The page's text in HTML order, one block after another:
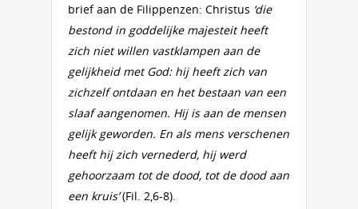
brief aan de Filippenzen: Christus ‘die
bestond in goddelijke majesteit heeft
zich niet willen vastklampen aan de
gelijkheid met God: hij heeft zich van
zichzelf ontdaan en het bestaan van een
slaaf aangenomen. Hij is aan de mensen
gelijk geworden. En als mens verschenen
heeft hij zich vernederd, hij werd
gehoorzaam tot de dood, tot de dood aan
een kruis’(Fil. 2,6-8).